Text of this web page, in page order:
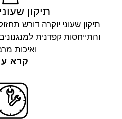
תיקון
תיקון שעוני יוקרה דורש
והתייחסות קפדנית
ואיכות
קרא